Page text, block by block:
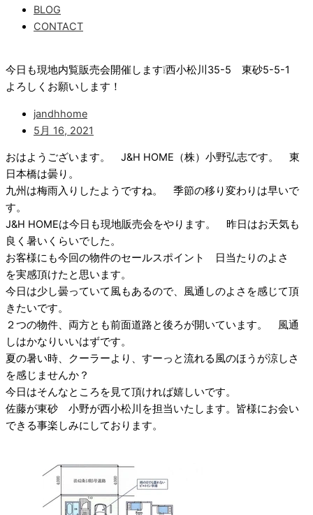
BLOG
CONTACT
今日も現地内覧販売会開催します❕西小松川35-5 東砂5-5-1
よろしくお願いします！
jandhhome
5月 16, 2021
おはようございます。 J&H HOME（株）小野弘志です。 東
日本橋は曇り。
九州は梅雨入りしたようですね。 季節の移り変わりは早いで
す。
J&H HOMEは今日も現地販売会をやります。 昨日はお天気も
良く暑いくらいでした。
お客様にも今回の物件のセールスポイント 日当たりのよさ
を実感頂けたと思います。
今日は少し曇っていて風もあるので、風通しのよさを感じて頂
きたいです。
２つの物件、両方とも前面道路と後ろが開いています。 風通
しはかなりいいはずです。
夏の暑い時、クーラーより、すーっと流れる風のほうが涼しさ
を感じませんか？
今日はそんなところを見て頂ければ嬉しいです。
佐藤が東砂 小野が西小松川を担当いたします。皆様にお会い
できる事楽しみにしております。